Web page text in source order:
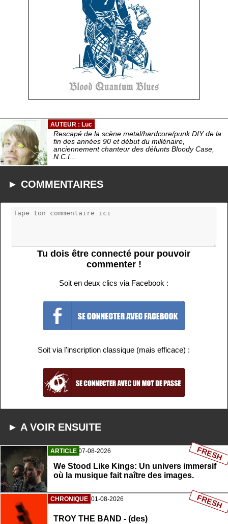
AUTEUR : Luc
Rescapé de la scène metal/hardcore/punk DIY de la
fin des années 90 et début du millénaire,
anciennement chanteur des défunts Bloody Case,
N.C.I...
► COMMENTAIRES
Tu dois être connecté pour pouvoir
commenter !
Soit en deux clics via Facebook :
Soit via l'inscription classique (mais efficace) :
► A VOIR ENSUITE
ARTICLE 07-08-2026
We Stood Like Kings: Un univers immersif
où la musique fait naître des images.
FRESH
CHRONIQUE 01-08-2026
TROY THE BAND - (des)
FRESH